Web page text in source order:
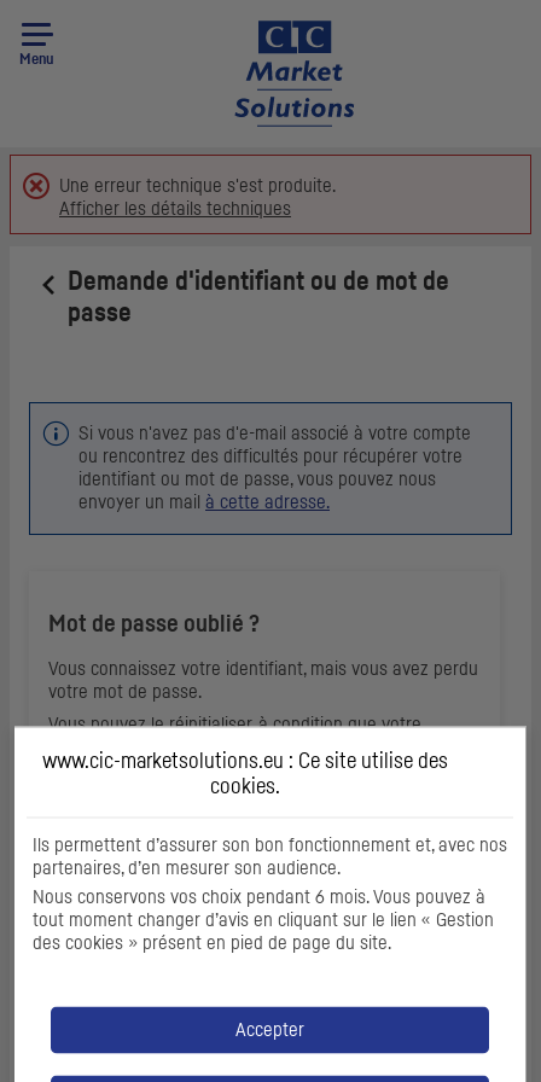
Menu
Une erreur technique s'est produite.
Afficher les détails techniques
Retour
Demande d'identifiant ou de mot de
passe
Si vous n'avez pas d'e-mail associé à votre compte
ou rencontrez des difficultés pour récupérer votre
identifiant ou mot de passe, vous pouvez nous
envoyer un mail à cette adresse.
Mot de passe oublié ?
Vous connaissez votre identifiant, mais vous avez perdu
votre mot de passe.
Vous pouvez le réinitialiser, à condition que votre
adresse e-mail ait été communiquée à votre
correspondant CIC Corporate & Institutional Banking.
Réinitialiser votre mot de passe
Vous avez oublié votre identifiant.
www.cic-marketsolutions.eu : Ce site utilise des
cookies.
Ils permettent d’assurer son bon fonctionnement et, avec nos
partenaires, d’en mesurer son audience.
Nous conservons vos choix pendant 6 mois. Vous pouvez à
tout moment changer d’avis en cliquant sur le lien « Gestion
des cookies » présent en pied de page du site.
Accepter